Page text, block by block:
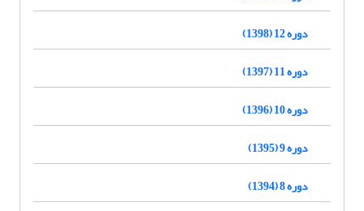
دوره 12 (1398)
دوره 11 (1397)
دوره 10 (1396)
دوره 9 (1395)
دوره 8 (1394)